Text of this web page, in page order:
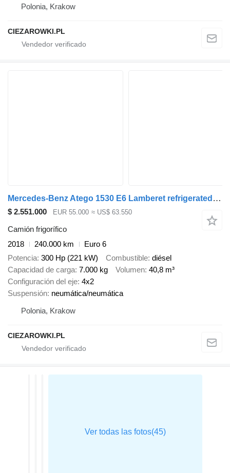
Polonia, Krakow
CIEZAROWKI.PL
Mercedes-Benz Atego 1530 E6 Lamberet refrigerated truck 17 pallets / load capa
$ 2.551.000 EUR 55.000 ≈ US$ 63.550
Camión frigorífico
2018
240.000 km
Euro 6
Potencia 300 Hp (221 kW) Combustible diésel
Capacidad de carga 7.000 kg Volumen 40,8 m³
Configuración del eje 4x2
Suspensión neumática/neumática
Polonia, Krakow
CIEZAROWKI.PL